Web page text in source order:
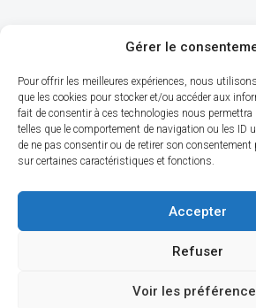
Gérer le
Pour offrir les meilleures expériences, nous
que les cookies pour stocker et/ou accéder aux
fait de consentir à ces technologies nous permettra
telles que le comportement de navigation ou les ID
de ne pas consentir ou de retirer son
sur certaines caractéristiques et fonctions.
Accepter
Refuser
Voir les